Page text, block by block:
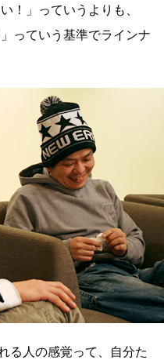
！」っていうよりも、
っていう基準でラインナ
る人の感覚って、自分た